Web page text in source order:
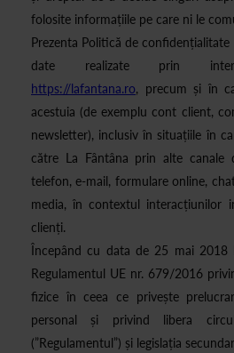
folosite informațiile pe care ni le
Prezenta Politică de
date realizate prin
https://lafantana.ro, precum și în
acestuia (de exemplu cont client,
newsletter), inclusiv în situațiile în
către La Fântâna prin alte canale
telefon, e-mail, formulare online,
media, în contextul interacțiunilor
clienți.
Începând cu data de 25 mai 2018
Regulamentul UE nr. 679/2016
fizice în ceea ce privește
personal și privind libera
(”Regulamentul”) și legislația